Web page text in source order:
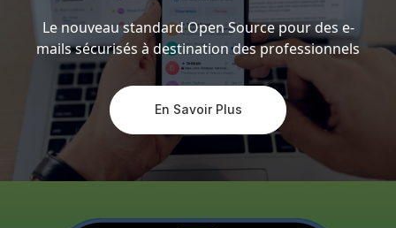
Le nouveau standard Open Source pour des e-
mails sécurisés à destination des professionnels
En Savoir Plus